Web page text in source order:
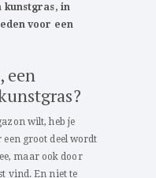
kunstgras, in
voor een
een
wilt, heb je
groot deel wordt
maar ook door
vind. En niet te